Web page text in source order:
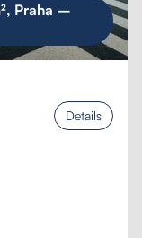
Praha –
Details